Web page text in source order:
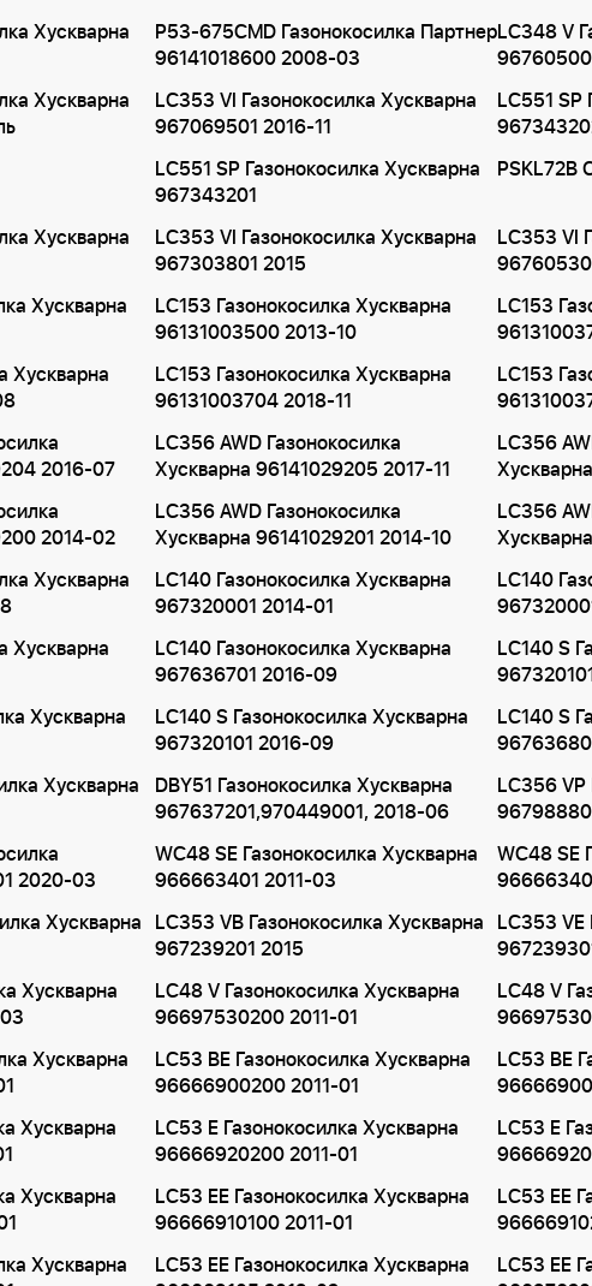
Хускварна
P53-675CMD Газонокосилка Партнер
96141018600 2008-03
LC348 V
Хускварна
LC353 VI Газонокосилка Хускварна
967069501 2016-11
LC551 SP
LC551 SP Газонокосилка Хускварна
967343201
PSKL72B
Хускварна
LC353 VI Газонокосилка Хускварна
967303801 2015
LC353 VI
Хускварна
LC153 Газонокосилка Хускварна
96131003500 2013-10
LC153
Хускварна
LC153 Газонокосилка Хускварна
96131003704 2018-11
LC153
2016-07
LC356 AWD Газонокосилка
Хускварна 96141029205 2017-11
LC356
2014-02
LC356 AWD Газонокосилка
Хускварна 96141029201 2014-10
LC356
Хускварна
LC140 Газонокосилка Хускварна
967320001 2014-01
LC140
Хускварна
LC140 Газонокосилка Хускварна
967636701 2016-09
LC140 S
Хускварна
LC140 S Газонокосилка Хускварна
967320101 2016-09
LC140 S
Хускварна
DBY51 Газонокосилка Хускварна
967637201,970449001, 2018-06
LC356 VP
2020-03
WC48 SE Газонокосилка Хускварна
966663401 2011-03
WC48 SE
Хускварна LC353 VB Газонокосилка Хускварна
967239201 2015
LC353 VE
Хускварна
LC48 V Газонокосилка Хускварна
96697530200 2011-01
LC48 V
Хускварна
LC53 BE Газонокосилка Хускварна
96666900200 2011-01
LC53 BE
Хускварна
LC53 E Газонокосилка Хускварна
96666920200 2011-01
LC53 E
Хускварна
LC53 EE Газонокосилка Хускварна
96666910100 2011-01
LC53 EE
Хускварна
LC53 EE Газонокосилка Хускварна
LC53 EE